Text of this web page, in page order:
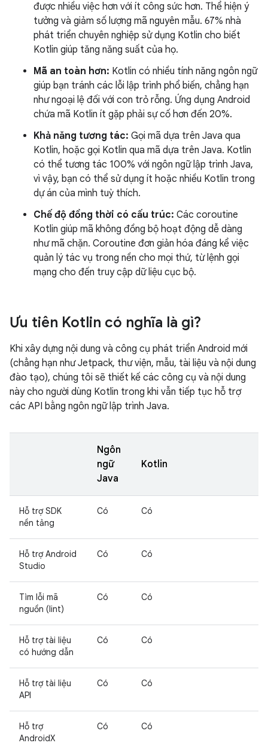
được nhiều việc hơn với ít công sức hơn. Thể hiện ý
tưởng và giảm số lượng mã nguyên mẫu. 67% nhà
phát triển chuyên nghiệp sử dụng Kotlin cho biết
Kotlin giúp tăng năng suất của họ.
Mã an toàn hơn: Kotlin có nhiều tính năng ngôn ngữ
giúp bạn tránh các lỗi lập trình phổ biến, chẳng hạn
như ngoại lệ đối với con trỏ rỗng. Ứng dụng Android
chứa mã Kotlin ít gặp phải sự cố hơn đến 20%.
Khả năng tương tác: Gọi mã dựa trên Java qua
Kotlin, hoặc gọi Kotlin qua mã dựa trên Java. Kotlin
có thể tương tác 100% với ngôn ngữ lập trình Java,
vì vậy, bạn có thể sử dụng ít hoặc nhiều Kotlin trong
dự án của mình tuỳ thích.
Chế độ đồng thời có cấu trúc: Các coroutine
Kotlin giúp mã không đồng bộ hoạt động dễ dàng
như mã chặn. Coroutine đơn giản hóa đáng kể việc
quản lý tác vụ trong nền cho mọi thứ, từ lệnh gọi
mạng cho đến truy cập dữ liệu cục bộ.
Ưu tiên Kotlin có nghĩa là gì?
Khi xây dựng nội dung và công cụ phát triển Android mới
(chẳng hạn như Jetpack, thư viện, mẫu, tài liệu và nội dung
đào tạo), chúng tôi sẽ thiết kế các công cụ và nội dung
này cho người dùng Kotlin trong khi vẫn tiếp tục hỗ trợ
các API bằng ngôn ngữ lập trình Java.
Ngôn
ngữ
Java
Kotlin
Hỗ trợ SDK
nền tảng
Có Có
Hỗ trợ Android
Studio
Có Có
Tìm lỗi mã
nguồn (lint)
Có Có
Hỗ trợ tài liệu
có hướng dẫn
Có Có
Hỗ trợ tài liệu
API
Có Có
Hỗ trợ
AndroidX
Có Có